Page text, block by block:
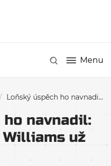
Menu
/ Loňský úspěch ho navnadil: Sainz čekal, že Williams už bude jinde
ho navnadil:
Williams už